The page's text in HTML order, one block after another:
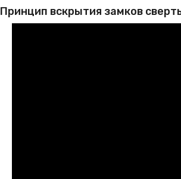
Принцип вскрытия замков